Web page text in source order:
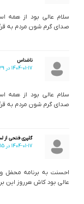
سلام عالی بود از همه
صدای گرم شون مردم به
ناشناس
1404-01-17 در 10:39
سلام عالی بود از همه
صدای گرم شون مردم به
گلپری فتحی از
1404-01-17 در 01:15
احسنت به برنامه محفل
عالی بود کاش هرروز